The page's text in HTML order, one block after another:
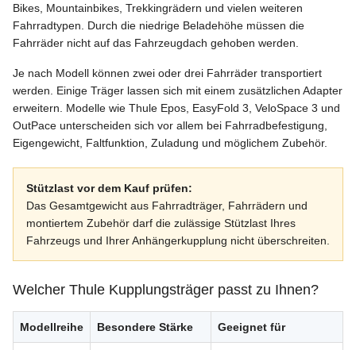
Bikes, Mountainbikes, Trekkingrädern und vielen weiteren
Fahrradtypen. Durch die niedrige Beladehöhe müssen die
Fahrräder nicht auf das Fahrzeugdach gehoben werden.
Je nach Modell können zwei oder drei Fahrräder transportiert
werden. Einige Träger lassen sich mit einem zusätzlichen Adapter
erweitern. Modelle wie Thule Epos, EasyFold 3, VeloSpace 3 und
OutPace unterscheiden sich vor allem bei Fahrradbefestigung,
Eigengewicht, Faltfunktion, Zuladung und möglichem Zubehör.
Stützlast vor dem Kauf prüfen:
Das Gesamtgewicht aus Fahrradträger, Fahrrädern und
montiertem Zubehör darf die zulässige Stützlast Ihres
Fahrzeugs und Ihrer Anhängerkupplung nicht überschreiten.
Welcher Thule Kupplungsträger passt zu Ihnen?
Modellreihe Besondere Stärke Geeignet für